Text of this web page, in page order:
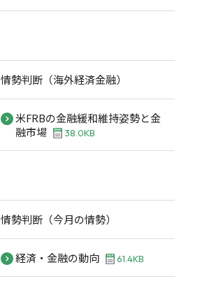
情勢判断（海外経済金融）
米FRBの金融緩和維持姿勢と金
融市場
38.0KB
情勢判断（今月の情勢）
経済・金融の動向 61.4KB